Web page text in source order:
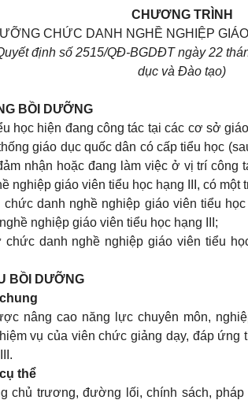
CHƯƠNG TRÌNH
CHỨC DANH NGHỀ NGHIỆP
định số 2515/QĐ-BGDĐT ngày 22
dục và Đào tạo)
BỒI DƯỠNG
học hiện đang công tác tại các cơ sở
giáo dục quốc dân có cấp tiểu học
nhận hoặc đang làm việc ở vị trí
nghiệp giáo viên tiểu học hạng III, có một
danh nghề nghiệp giáo viên tiểu
nghiệp giáo viên tiểu học hạng III;
chức danh nghề nghiệp giáo viên tiểu
BỒI DƯỠNG
nâng cao năng lực chuyên môn,
vụ của viên chức giảng dạy, đáp ứng
thể
chủ trương, đường lối, chính sách,